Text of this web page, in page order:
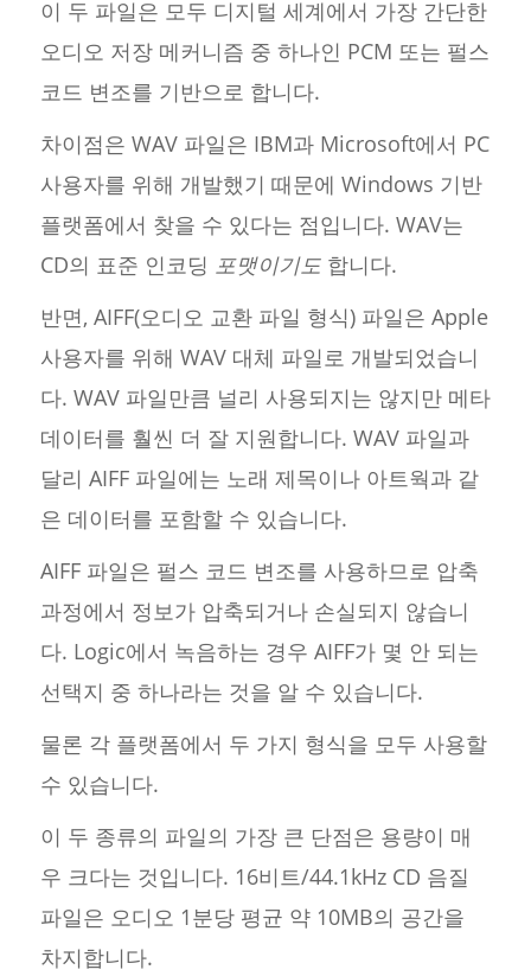
이 두 파일은 모두 디지털 세계에서 가장 간단한
오디오 저장 메커니즘 중 하나인 PCM 또는 펄스
코드 변조를 기반으로 합니다.
차이점은 WAV 파일은 IBM과 Microsoft에서 PC
사용자를 위해 개발했기 때문에 Windows 기반
플랫폼에서 찾을 수 있다는 점입니다. WAV는
CD의 표준 인코딩 포맷이기도합니다.
반면, AIFF(오디오 교환 파일 형식) 파일은 Apple
사용자를 위해 WAV 대체 파일로 개발되었습니
다. WAV 파일만큼 널리 사용되지는 않지만 메타
데이터를 훨씬 더 잘 지원합니다. WAV 파일과
달리 AIFF 파일에는 노래 제목이나 아트웍과 같
은 데이터를 포함할 수 있습니다.
AIFF 파일은 펄스 코드 변조를 사용하므로 압축
과정에서 정보가 압축되거나 손실되지 않습니
다. Logic에서 녹음하는 경우 AIFF가 몇 안 되는
선택지 중 하나라는 것을 알 수 있습니다.
물론 각 플랫폼에서 두 가지 형식을 모두 사용할
수 있습니다.
이 두 종류의 파일의 가장 큰 단점은 용량이 매
우 크다는 것입니다. 16비트/44.1kHz CD 음질
파일은 오디오 1분당 평균 약 10MB의 공간을
차지합니다.